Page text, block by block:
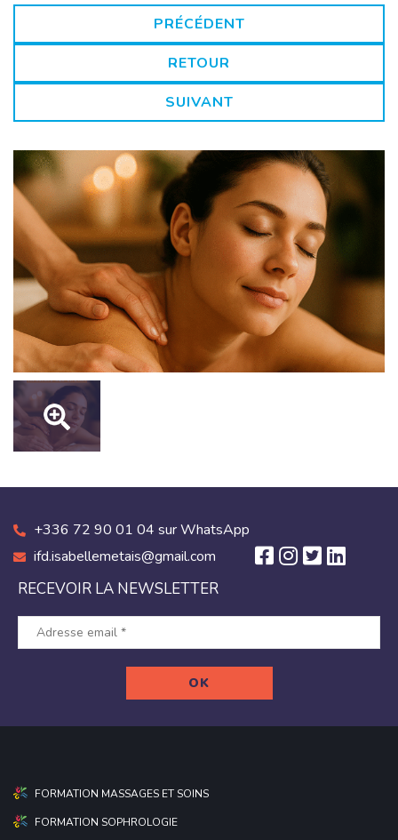
PRÉCÉDENT
RETOUR
SUIVANT
+336 72 90 01 04 sur WhatsApp
ifd.isabellemetais@gmail.com
RECEVOIR LA NEWSLETTER
FORMATION MASSAGES ET SOINS
FORMATION SOPHROLOGIE